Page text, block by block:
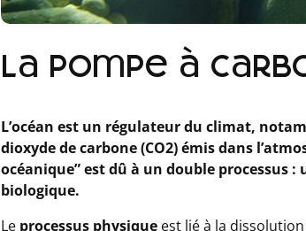
La pompe à
L’océan est un régulateur du climat,
dioxyde de carbone (CO2) émis dans
océanique” est dû à un double processus
biologique.
Le processus physique est lié à la